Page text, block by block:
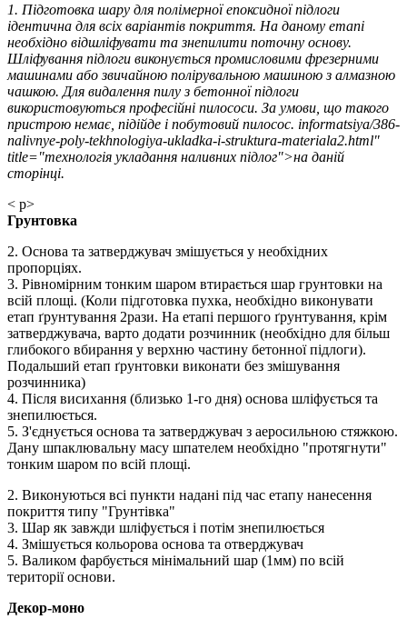
1. Підготовка шару для полімерної епоксидної підлоги
ідентична для всіх варіантів покриття. На даному етапі
необхідно відшліфувати та знепилити поточну основу.
Шліфування підлоги виконується промисловими фрезерними
машинами або звичайною полірувальною машиною з алмазною
чашкою. Для видалення пилу з бетонної підлоги
використовуються професійні пилососи. За умови, що такого
пристрою немає, підійде і побутовий пилосос. informatsiya/386-
nalivnye-poly-tekhnologiya-ukladka-i-struktura-materiala2.html"
title="технологія укладання наливних підлог">на даній
сторінці.
< p>
Грунтовка
2. Основа та затверджувач змішується у необхідних
пропорціях.
3. Рівномірним тонким шаром втирається шар грунтовки на
всій площі. (Коли підготовка пухка, необхідно виконувати
етап ґрунтування 2рази. На етапі першого ґрунтування, крім
затверджувача, варто додати розчинник (необхідно для більш
глибокого вбирання у верхню частину бетонної підлоги).
Подальший етап ґрунтовки виконати без змішування
розчинника)
4. Після висихання (близько 1-го дня) основа шліфується та
знепилюється.
5. З'єднується основа та затверджувач з аеросильною стяжкою.
Дану шпаклювальну масу шпателем необхідно "протягнути"
тонким шаром по всій площі.
2. Виконуються всі пункти надані під час етапу нанесення
покриття типу "Грунтівка"
3. Шар як завжди шліфується і потім знепилюється
4. Змішується кольорова основа та отверджувач
5. Валиком фарбується мінімальний шар (1мм) по всій
території основи.
Декор-моно